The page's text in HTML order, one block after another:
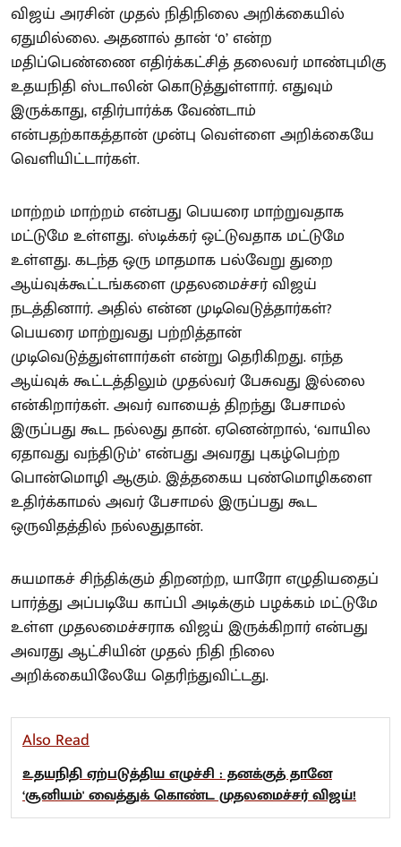
விஜய் அரசின் முதல் நிதிநிலை அறிக்கையில்
ஏதுமில்லை. அதனால் தான் ‘0’ என்ற
மதிப்பெண்ணை எதிர்க்கட்சித் தலைவர் மாண்புமிகு
உதயநிதி ஸ்டாலின் கொடுத்துள்ளார். எதுவும்
இருக்காது, எதிர்பார்க்க வேண்டாம்
என்பதற்காகத்தான் முன்பு வெள்ளை அறிக்கையே
வெளியிட்டார்கள்.
மாற்றம் மாற்றம் என்பது பெயரை மாற்றுவதாக
மட்டுமே உள்ளது. ஸ்டிக்கர் ஒட்டுவதாக மட்டுமே
உள்ளது. கடந்த ஒரு மாதமாக பல்வேறு துறை
ஆய்வுக்கூட்டங்களை முதலமைச்சர் விஜய்
நடத்தினார். அதில் என்ன முடிவெடுத்தார்கள்?
பெயரை மாற்றுவது பற்றித்தான்
முடிவெடுத்துள்ளார்கள் என்று தெரிகிறது. எந்த
ஆய்வுக் கூட்டத்திலும் முதல்வர் பேசுவது இல்லை
என்கிறார்கள். அவர் வாயைத் திறந்து பேசாமல்
இருப்பது கூட நல்லது தான். ஏனென்றால், ‘வாயில
ஏதாவது வந்திடும்’ என்பது அவரது புகழ்பெற்ற
பொன்மொழி ஆகும். இத்தகைய புண்மொழிகளை
உதிர்க்காமல் அவர் பேசாமல் இருப்பது கூட
ஒருவிதத்தில் நல்லதுதான்.
சுயமாகச் சிந்திக்கும் திறனற்ற, யாரோ எழுதியதைப்
பார்த்து அப்படியே காப்பி அடிக்கும் பழக்கம் மட்டுமே
உள்ள முதலமைச்சராக விஜய் இருக்கிறார் என்பது
அவரது ஆட்சியின் முதல் நிதி நிலை
அறிக்கையிலேயே தெரிந்துவிட்டது.
Also Read
உதயநிதி ஏற்படுத்திய எழுச்சி : தனக்குத் தானே
‘சூனியம்' வைத்துக் கொண்ட முதலமைச்சர் விஜய்!